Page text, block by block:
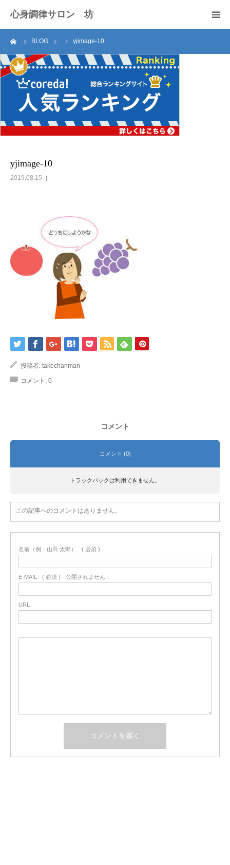
心身調律サロン 坊
BLOG yjimage-10
yjimage-10
2019.08.15
投稿者: takechanman
コメント: 0
コメント
コメント (0)
トラックバックは利用できません。
この記事へのコメントはありません。
名前（例：山田 太郎） ( 必須 )
E-MAIL ( 必須 ) - 公開されません -
URL
セラピスト紹介
施術料
お問い合わせ